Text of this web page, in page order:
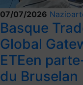
07/07/2026
Basque
Global
ETEen
du Bruselan